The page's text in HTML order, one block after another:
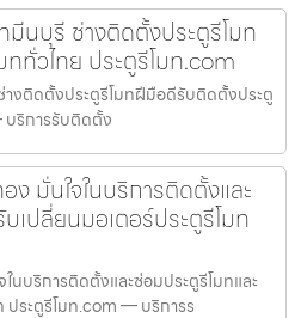
มีนบุรี ช่างติดตั้งประตูรีโมท
ทั่วไทย ประตูรีโมท.com
างติดตั้งประตูรีโมทฝีมือดีรับติดตั้งประตู
บริการรับติดตั้ง
มั่นใจในบริการติดตั้งและ
เปลี่ยนมอเตอร์ประตูรีโมท
นบริการติดตั้งและซ่อมประตูรีโมทและ
ประตูรีโมท.com — บริการร